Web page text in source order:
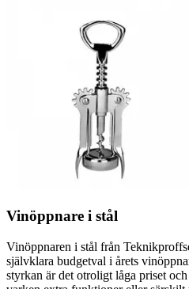
Vinöppnare i stål
Vinöppnaren i stål från
självklara budgetval i årets
styrkan är det otroligt låga priset